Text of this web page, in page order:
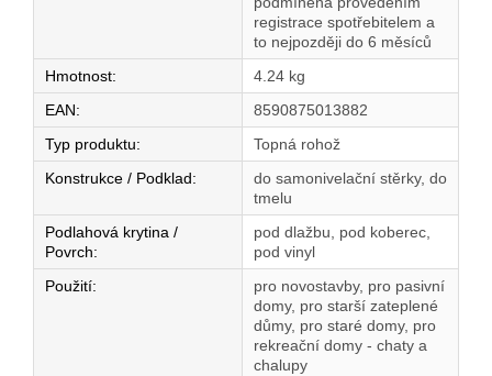
registrace spotřebitelem a
to nejpozději do 6 měsíců
Hmotnost:
4.24 kg
EAN:
8590875013882
Typ produktu:
Topná rohož
Konstrukce / Podklad:
do samonivelační stěrky, do
tmelu
Podlahová krytina /
Povrch:
pod dlažbu, pod koberec,
pod vinyl
Použití:
pro novostavby, pro pasivní
domy, pro starší zateplené
důmy, pro staré domy, pro
rekreační domy - chaty a
chalupy